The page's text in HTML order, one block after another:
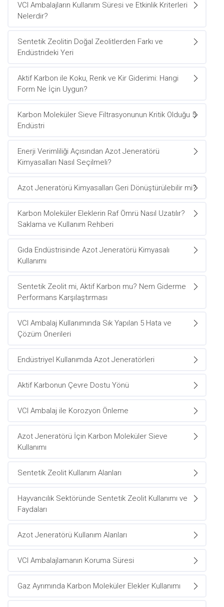
VCI Ambalajların Kullanım Süresi ve Etkinlik Kriterleri
Nelerdir?
Sentetik Zeolitin Doğal Zeolitlerden Farkı ve
Endüstrideki Yeri
Aktif Karbon ile Koku, Renk ve Kir Giderimi: Hangi
Form Ne İçin Uygun?
Karbon Moleküler Sieve Filtrasyonunun Kritik Olduğu 5
Endüstri
Enerji Verimliliği Açısından Azot Jeneratörü
Kimyasalları Nasıl Seçilmeli?
Azot Jeneratörü Kimyasalları Geri Dönüştürülebilir mi?
Karbon Moleküler Eleklerin Raf Ömrü Nasıl Uzatılır?
Saklama ve Kullanım Rehberi
Gıda Endüstrisinde Azot Jeneratörü Kimyasalı
Kullanımı
Sentetik Zeolit mi, Aktif Karbon mu? Nem Giderme
Performans Karşılaştırması
VCI Ambalaj Kullanımında Sık Yapılan 5 Hata ve
Çözüm Önerileri
Endüstriyel Kullanımda Azot Jeneratörleri
Aktif Karbonun Çevre Dostu Yönü
VCI Ambalaj ile Korozyon Önleme
Azot Jeneratörü İçin Karbon Moleküler Sieve
Kullanımı
Sentetik Zeolit Kullanım Alanları
Hayvancılık Sektöründe Sentetik Zeolit Kullanımı ve
Faydaları
Azot Jeneratörü Kullanım Alanları
VCI Ambalajlamanın Koruma Süresi
Gaz Ayrımında Karbon Moleküler Elekler Kullanımı